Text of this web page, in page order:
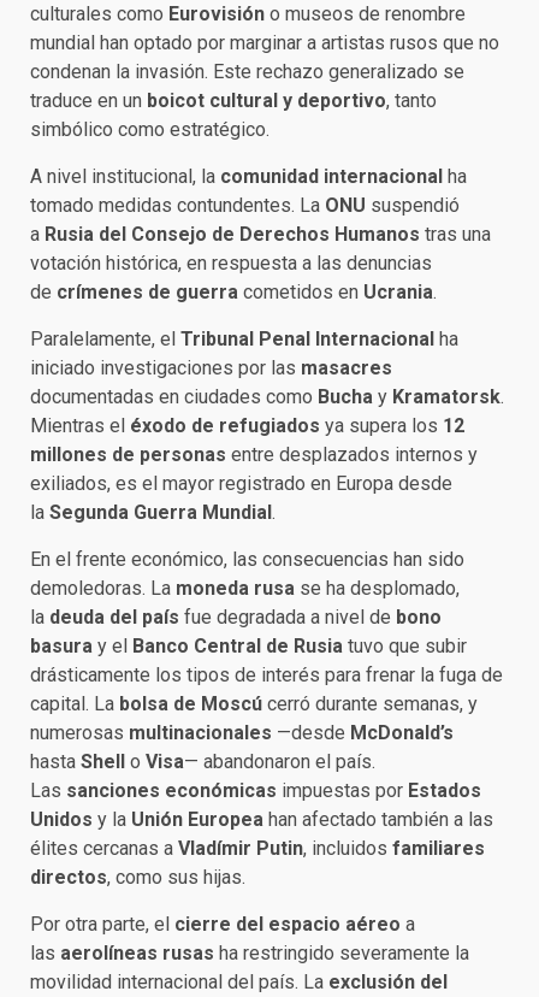
culturales como Eurovisión o museos de renombre
mundial han optado por marginar a artistas rusos que no
condenan la invasión. Este rechazo generalizado se
traduce en un boicot cultural y deportivo, tanto
simbólico como estratégico.
A nivel institucional, la comunidad internacional ha
tomado medidas contundentes. La ONU suspendió
a Rusia del Consejo de Derechos Humanos tras una
votación histórica, en respuesta a las denuncias
de crímenes de guerra cometidos en Ucrania.
Paralelamente, el Tribunal Penal Internacional ha
iniciado investigaciones por las masacres
documentadas en ciudades como Bucha y Kramatorsk.
Mientras el éxodo de refugiados ya supera los 12
millones de personas entre desplazados internos y
exiliados, es el mayor registrado en Europa desde
la Segunda Guerra Mundial.
En el frente económico, las consecuencias han sido
demoledoras. La moneda rusa se ha desplomado,
la deuda del país fue degradada a nivel de bono
basura y el Banco Central de Rusia tuvo que subir
drásticamente los tipos de interés para frenar la fuga de
capital. La bolsa de Moscú cerró durante semanas, y
numerosas multinacionales —desde McDonald’s
hasta Shell o Visa— abandonaron el país.
Las sanciones económicas impuestas por Estados
Unidos y la Unión Europea han afectado también a las
élites cercanas a Vladímir Putin, incluidos familiares
directos, como sus hijas.
Por otra parte, el cierre del espacio aéreo a
las aerolíneas rusas ha restringido severamente la
movilidad internacional del país. La exclusión del